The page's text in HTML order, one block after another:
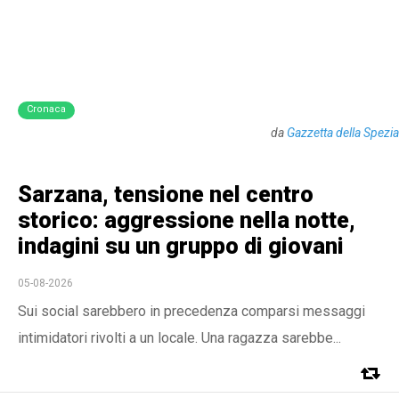
Cronaca
da Gazzetta della Spezia
Sarzana, tensione nel centro
storico: aggressione nella notte,
indagini su un gruppo di giovani
05-08-2026
Sui social sarebbero in precedenza comparsi messaggi
intimidatori rivolti a un locale. Una ragazza sarebbe...